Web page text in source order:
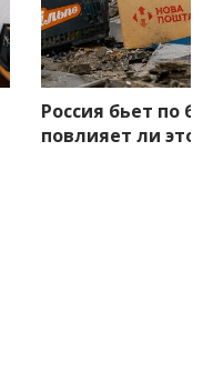
Россия бьет по
повлияет ли это